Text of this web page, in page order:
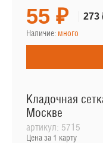
55 ₽ 273
Наличие: много
Кладочная
Москве
артикул: 5715
Цена за 1 карту